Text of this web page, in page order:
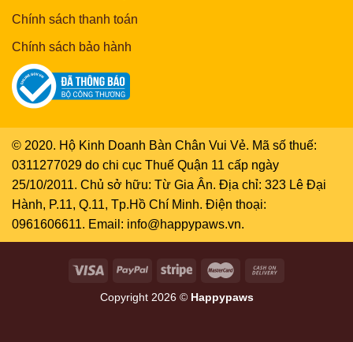
Chính sách thanh toán
Chính sách bảo hành
© 2020. Hộ Kinh Doanh Bàn Chân Vui Vẻ. Mã số thuế:
0311277029 do chi cục Thuế Quận 11 cấp ngày
25/10/2011. Chủ sở hữu: Từ Gia Ân. Địa chỉ: 323 Lê Đại
Hành, P.11, Q.11, Tp.Hồ Chí Minh. Điện thoại:
0961606611. Email: info@happypaws.vn.
Copyright 2026 © Happypaws